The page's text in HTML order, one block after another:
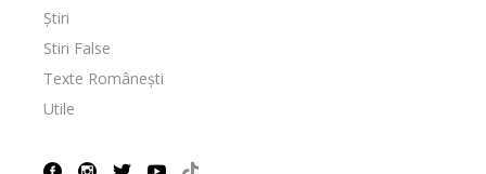
Știri
Stiri False
Texte Românești
Utile